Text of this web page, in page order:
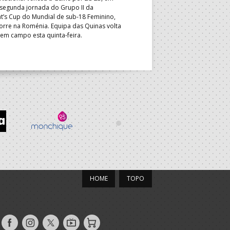
jornada do Grupo II da
Cup do Mundial de sub-18 Feminino,
na Roménia. Equipa das Quinas volta
campo esta quinta-feira.
Masculino, em Belgrado.
a entrar em campo esta
horas.
TOPO
HOME
Siga- Siga- Siga- AndebolTV
Loja